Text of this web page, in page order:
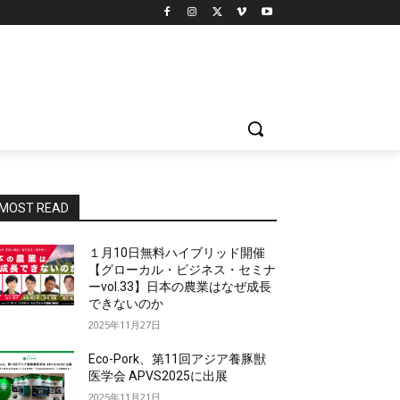
READ
１月10日無料ハイブリッド開催
【グローカル・ビジネス・セミナ
ーvol.33】日本の農業はなぜ成長
できないのか
2025年11月27日
Eco-Pork、第11回アジア養豚獣
医学会 APVS2025に出展
2025年11月21日